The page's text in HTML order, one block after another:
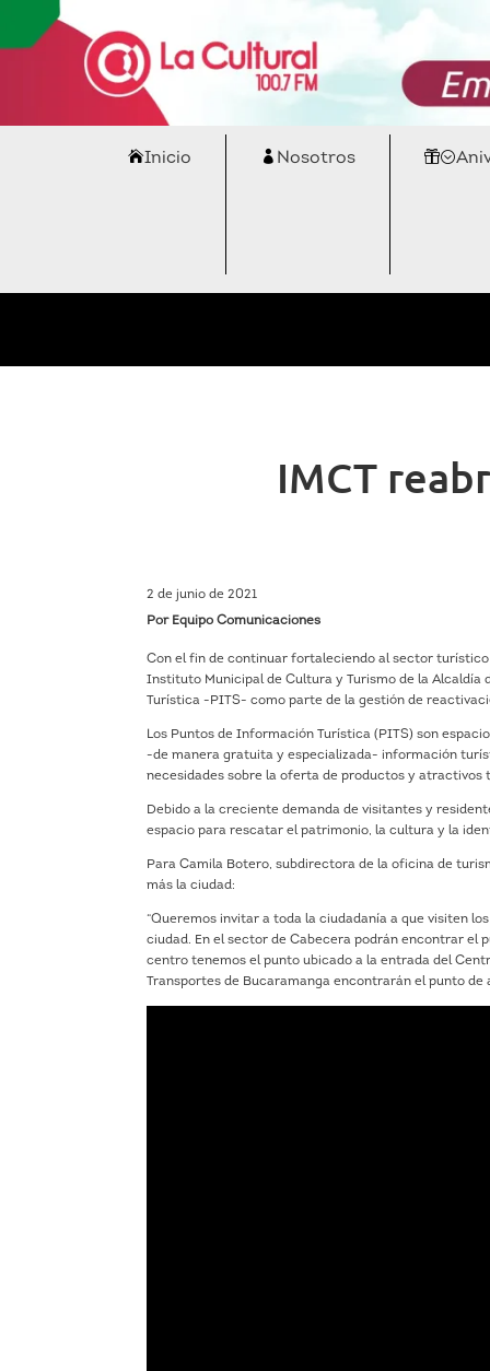
Inicio Nosotros
IMCT
2 de junio de 2021
Por Equipo Comunicaciones
Con el fin de continuar fortaleciendo al sector
Instituto Municipal de Cultura y Turismo de la
Turística -PITS- como parte de la gestión de
Los Puntos de Información Turística (PITS) son
-de manera gratuita y especializada- información
necesidades sobre la oferta de productos y
Debido a la creciente demanda de visitantes y
espacio para rescatar el patrimonio, la cultura y la
Para Camila Botero, subdirectora de la oficina de
más la ciudad:
“Queremos invitar a toda la ciudadanía a que visiten
ciudad. En el sector de Cabecera podrán encontrar el
centro tenemos el punto ubicado a la entrada del
Transportes de Bucaramanga encontrarán el punto de